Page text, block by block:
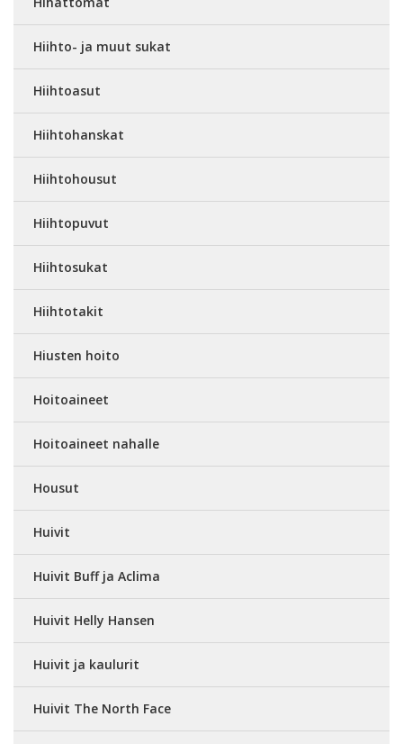
Hiihto- ja muut sukat
Hiihtoasut
Hiihtohanskat
Hiihtohousut
Hiihtopuvut
Hiihtosukat
Hiihtotakit
Hiusten hoito
Hoitoaineet
Hoitoaineet nahalle
Housut
Huivit
Huivit Buff ja Aclima
Huivit Helly Hansen
Huivit ja kaulurit
Huivit The North Face